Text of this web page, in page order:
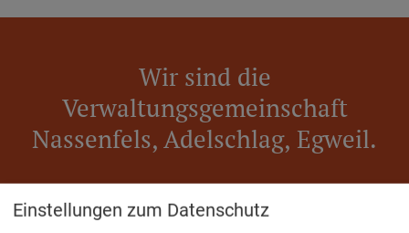
Wir sind die
Verwaltungsgemeinschaft
Nassenfels, Adelschlag, Egweil.
Einstellungen zum Datenschutz